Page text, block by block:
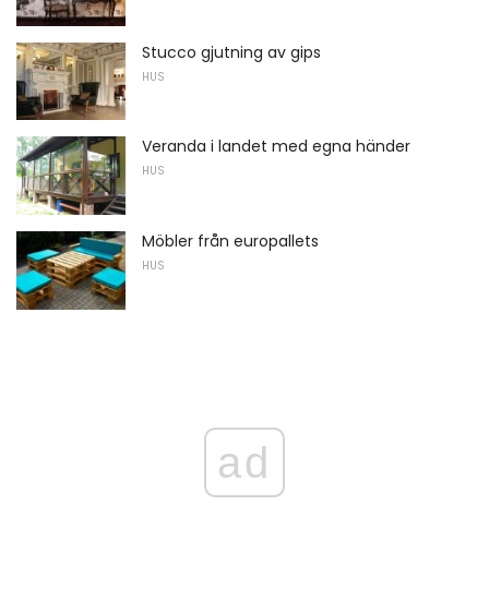
Stucco gjutning av gips
HUS
Veranda i landet med egna händer
HUS
Möbler från europallets
HUS
ad